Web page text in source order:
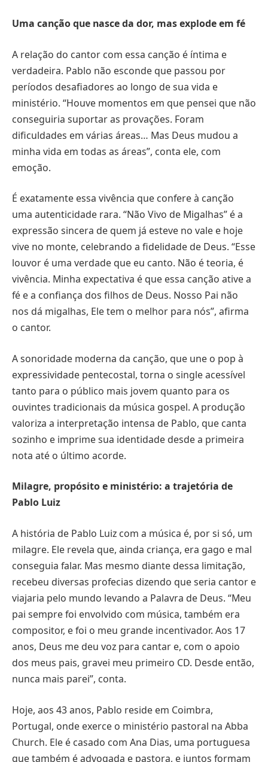
Uma canção que nasce da dor, mas explode em fé
A relação do cantor com essa canção é íntima e
verdadeira. Pablo não esconde que passou por
períodos desafiadores ao longo de sua vida e
ministério. “Houve momentos em que pensei que não
conseguiria suportar as provações. Foram
dificuldades em várias áreas… Mas Deus mudou a
minha vida em todas as áreas”, conta ele, com
emoção.
É exatamente essa vivência que confere à canção
uma autenticidade rara. “Não Vivo de Migalhas” é a
expressão sincera de quem já esteve no vale e hoje
vive no monte, celebrando a fidelidade de Deus. “Esse
louvor é uma verdade que eu canto. Não é teoria, é
vivência. Minha expectativa é que essa canção ative a
fé e a confiança dos filhos de Deus. Nosso Pai não
nos dá migalhas, Ele tem o melhor para nós”, afirma
o cantor.
A sonoridade moderna da canção, que une o pop à
expressividade pentecostal, torna o single acessível
tanto para o público mais jovem quanto para os
ouvintes tradicionais da música gospel. A produção
valoriza a interpretação intensa de Pablo, que canta
sozinho e imprime sua identidade desde a primeira
nota até o último acorde.
Milagre, propósito e ministério: a trajetória de
Pablo Luiz
A história de Pablo Luiz com a música é, por si só, um
milagre. Ele revela que, ainda criança, era gago e mal
conseguia falar. Mas mesmo diante dessa limitação,
recebeu diversas profecias dizendo que seria cantor e
viajaria pelo mundo levando a Palavra de Deus. “Meu
pai sempre foi envolvido com música, também era
compositor, e foi o meu grande incentivador. Aos 17
anos, Deus me deu voz para cantar e, com o apoio
dos meus pais, gravei meu primeiro CD. Desde então,
nunca mais parei”, conta.
Hoje, aos 43 anos, Pablo reside em Coimbra,
Portugal, onde exerce o ministério pastoral na Abba
Church. Ele é casado com Ana Dias, uma portuguesa
que também é advogada e pastora, e juntos formam